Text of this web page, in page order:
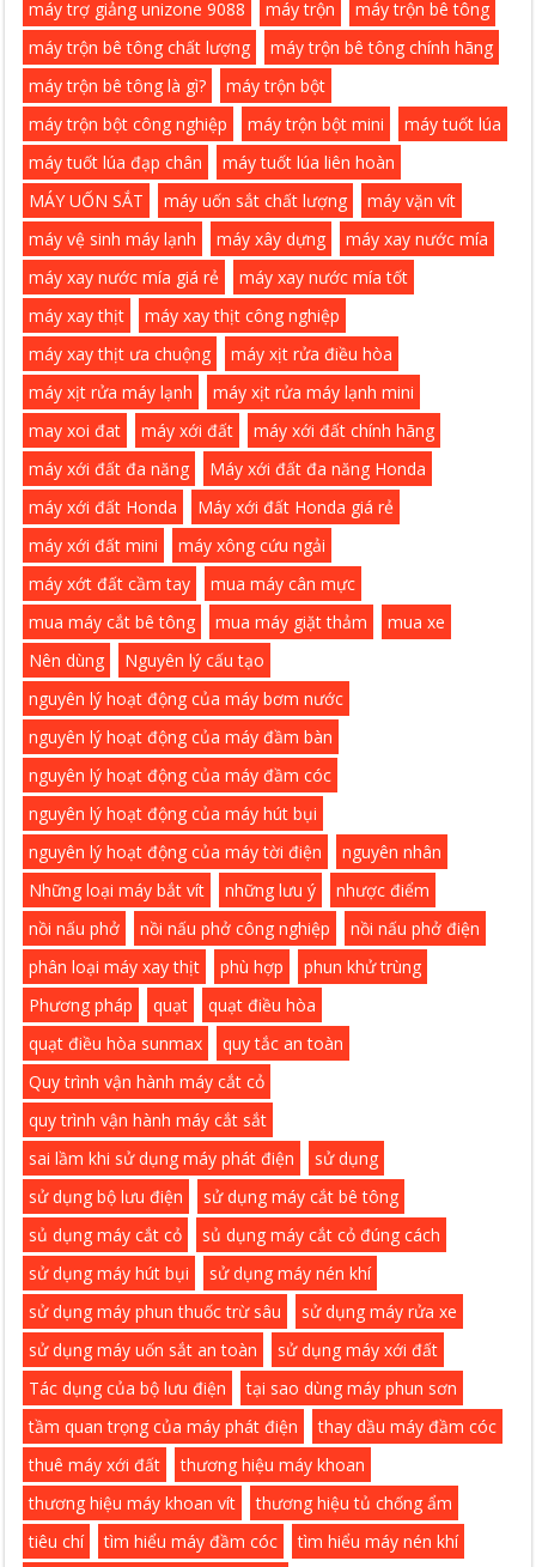
máy trợ giảng unizone 9088 máy trộn
máy trộn bê tông
máy trộn bê tông chất lượng
máy trộn bê tông chính hãng
máy trộn bê tông là gì?
máy trộn bột
máy trộn bột công nghiệp
máy trộn bột mini
máy tuốt lúa
máy tuốt lúa đạp chân
máy tuốt lúa liên hoàn
MÁY UỐN SẮT
máy uốn sắt chất lượng
máy vặn vít
máy vệ sinh máy lạnh
máy xây dựng
máy xay nước mía
máy xay nước mía giá rẻ
máy xay nước mía tốt
máy xay thịt
máy xay thịt công nghiệp
máy xay thịt ưa chuộng
máy xịt rửa điều hòa
máy xịt rửa máy lạnh
máy xịt rửa máy lạnh mini
may xoi đat
máy xới đất
máy xới đất chính hãng
máy xới đất đa năng
Máy xới đất đa năng Honda
máy xới đất Honda
Máy xới đất Honda giá rẻ
máy xới đất mini
máy xông cứu ngải
máy xớt đất cầm tay
mua máy cân mực
mua máy cắt bê tông
mua máy giặt thảm
mua xe
Nên dùng
Nguyên lý cấu tạo
nguyên lý hoạt động của máy bơm nước
nguyên lý hoạt động của máy đầm bàn
nguyên lý hoạt động của máy đầm cóc
nguyên lý hoạt động của máy hút bụi
nguyên lý hoạt động của máy tời điện
nguyên nhân
Những loại máy bắt vít
những lưu ý
nhược điểm
nồi nấu phở
nồi nấu phở công nghiệp
nồi nấu phở điện
phân loại máy xay thịt
phù hợp
phun khử trùng
Phương pháp
quạt
quạt điều hòa
quạt điều hòa sunmax
quy tắc an toàn
Quy trình vận hành máy cắt cỏ
quy trình vận hành máy cắt sắt
sai lầm khi sử dụng máy phát điện
sử dụng
sử dụng bộ lưu điện
sử dụng máy cắt bê tông
sủ dụng máy cắt cỏ
sủ dụng máy cắt cỏ đúng cách
sử dụng máy hút bụi
sử dụng máy nén khí
sử dụng máy phun thuốc trừ sâu
sử dụng máy rửa xe
sử dụng máy uốn sắt an toàn
sử dụng máy xới đất
Tác dụng của bộ lưu điện
tại sao dùng máy phun sơn
tầm quan trọng của máy phát điện
thay dầu máy đầm cóc
thuê máy xới đất
thương hiệu máy khoan
thương hiệu máy khoan vít
thương hiệu tủ chống ẩm
tiêu chí
tìm hiểu máy đầm cóc
tìm hiểu máy nén khí